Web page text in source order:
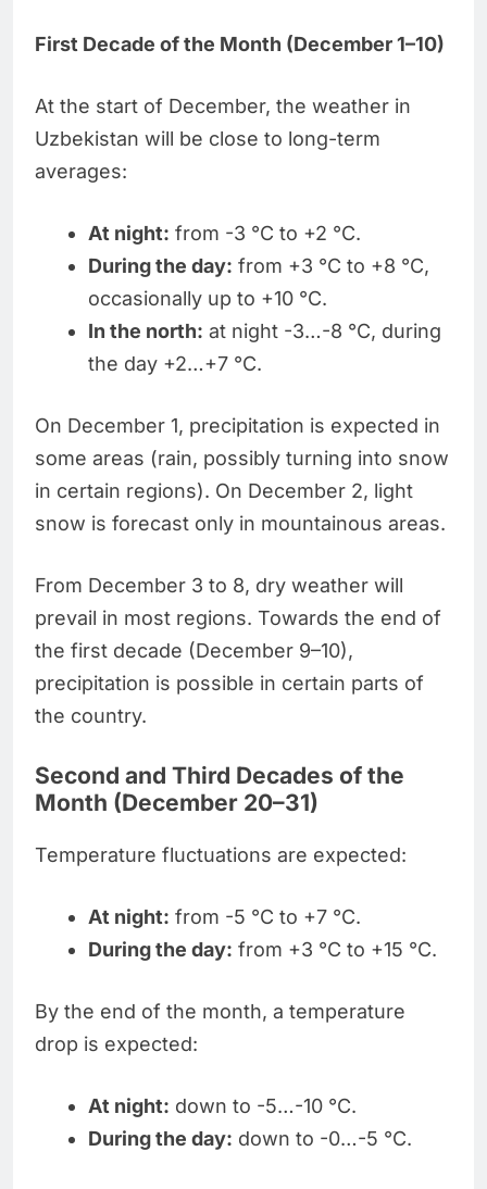
First Decade of the Month (December 1–10)
At the start of December, the weather in
Uzbekistan will be close to long-term
averages:
At night: from -3 °C to +2 °C.
During the day: from +3 °C to +8 °C,
occasionally up to +10 °C.
In the north: at night -3…-8 °C, during
the day +2…+7 °C.
On December 1, precipitation is expected in
some areas (rain, possibly turning into snow
in certain regions). On December 2, light
snow is forecast only in mountainous areas.
From December 3 to 8, dry weather will
prevail in most regions. Towards the end of
the first decade (December 9–10),
precipitation is possible in certain parts of
the country.
Second and Third Decades of the
Month (December 20–31)
Temperature fluctuations are expected:
At night: from -5 °C to +7 °C.
During the day: from +3 °C to +15 °C.
By the end of the month, a temperature
drop is expected:
At night: down to -5…-10 °C.
During the day: down to -0…-5 °C.